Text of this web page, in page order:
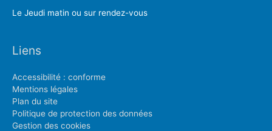
Le Jeudi matin ou sur rendez-vous
Liens
Accessibilité : conforme
Mentions légales
Plan du site
Politique de protection des données
Gestion des cookies